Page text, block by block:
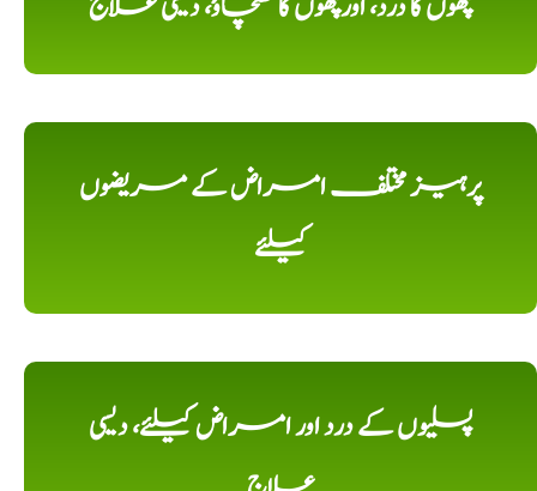
پرہیز مختلف امراض کے مریضوں
کیلئے
پسلیوں کے درد اور امراض کیلئے، دیسی